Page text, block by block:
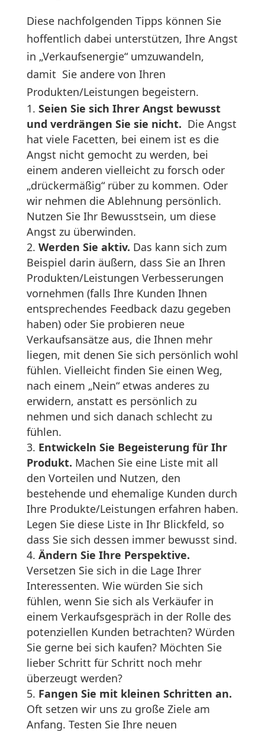
Diese nachfolgenden Tipps können Sie
hoffentlich dabei unterstützen, Ihre Angst
in „Verkaufsenergie“ umzuwandeln,
damit Sie andere von Ihren
Produkten/Leistungen begeistern.
Seien Sie sich Ihrer Angst bewusst
und verdrängen Sie sie nicht. Die Angst
hat viele Facetten, bei einem ist es die
Angst nicht gemocht zu werden, bei
einem anderen vielleicht zu forsch oder
„drückermäßig“ rüber zu kommen. Oder
wir nehmen die Ablehnung persönlich.
Nutzen Sie Ihr Bewusstsein, um diese
Angst zu überwinden.
Werden Sie aktiv. Das kann sich zum
Beispiel darin äußern, dass Sie an Ihren
Produkten/Leistungen Verbesserungen
vornehmen (falls Ihre Kunden Ihnen
entsprechendes Feedback dazu gegeben
haben) oder Sie probieren neue
Verkaufsansätze aus, die Ihnen mehr
liegen, mit denen Sie sich persönlich wohl
fühlen. Vielleicht finden Sie einen Weg,
nach einem „Nein“ etwas anderes zu
erwidern, anstatt es persönlich zu
nehmen und sich danach schlecht zu
fühlen.
Entwickeln Sie Begeisterung für Ihr
Produkt. Machen Sie eine Liste mit all
den Vorteilen und Nutzen, den
bestehende und ehemalige Kunden durch
Ihre Produkte/Leistungen erfahren haben.
Legen Sie diese Liste in Ihr Blickfeld, so
dass Sie sich dessen immer bewusst sind.
Ändern Sie Ihre Perspektive.
Versetzen Sie sich in die Lage Ihrer
Interessenten. Wie würden Sie sich
fühlen, wenn Sie sich als Verkäufer in
einem Verkaufsgespräch in der Rolle des
potenziellen Kunden betrachten? Würden
Sie gerne bei sich kaufen? Möchten Sie
lieber Schritt für Schritt noch mehr
überzeugt werden?
Fangen Sie mit kleinen Schritten an.
Oft setzen wir uns zu große Ziele am
Anfang. Testen Sie Ihre neuen